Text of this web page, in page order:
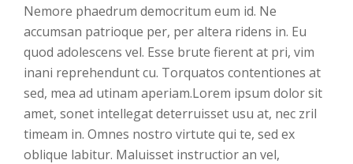
Nemore phaedrum democritum eum id. Ne
accumsan patrioque per, per altera ridens in. Eu
quod adolescens vel. Esse brute fierent at pri, vim
inani reprehendunt cu. Torquatos contentiones at
sed, mea ad utinam aperiam.Lorem ipsum dolor sit
amet, sonet intellegat deterruisset usu at, nec zril
timeam in. Omnes nostro virtute qui te, sed ex
oblique labitur. Maluisset instructior an vel,